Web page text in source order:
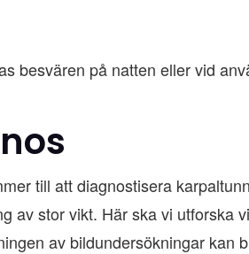
besvären på natten eller vid
till att diagnostisera
av stor vikt. Här ska vi utforska
av bildundersökningar kan